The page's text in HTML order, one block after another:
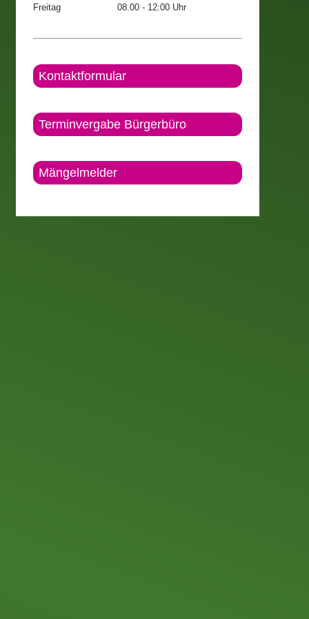
Freitag 08.00 - 12:00 Uhr
Kontaktformular
Terminvergabe Bürgerbüro
Mängelmelder